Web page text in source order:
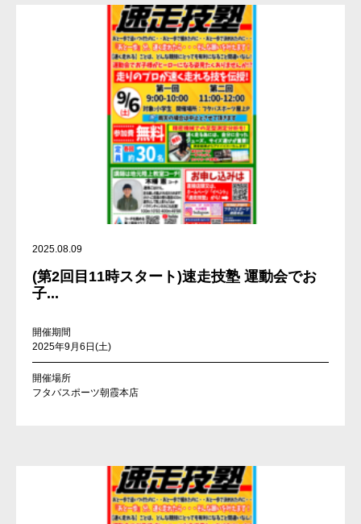
2025.08.09
(第2回目11時スタート)速走技塾 運動会でお
子...
開催期間
2025年9月6日(土)
開催場所
フタバスポーツ朝霞本店